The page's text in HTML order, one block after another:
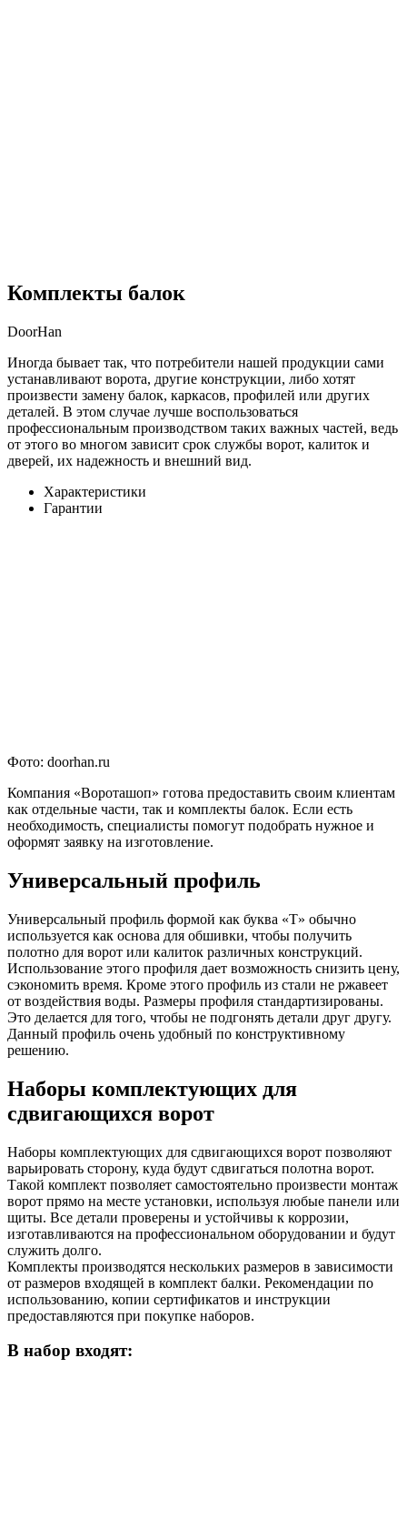
Комплекты балок
DoorHan
Иногда бывает так, что потребители нашей продукции сами
устанавливают ворота, другие конструкции, либо хотят
произвести замену балок, каркасов, профилей или других
деталей. В этом случае лучше воспользоваться
профессиональным производством таких важных частей, ведь
от этого во многом зависит срок службы ворот, калиток и
дверей, их надежность и внешний вид.
Характеристики
Гарантии
Фото: doorhan.ru
Компания «Вороташоп» готова предоставить своим клиентам
как отдельные части, так и комплекты балок. Если есть
необходимость, специалисты помогут подобрать нужное и
оформят заявку на изготовление.
Универсальный профиль
Универсальный профиль формой как буква «Т» обычно
используется как основа для обшивки, чтобы получить
полотно для ворот или калиток различных конструкций.
Использование этого профиля дает возможность снизить цену,
сэкономить время. Кроме этого профиль из стали не ржавеет
от воздействия воды. Размеры профиля стандартизированы.
Это делается для того, чтобы не подгонять детали друг другу.
Данный профиль очень удобный по конструктивному
решению.
Наборы комплектующих для
сдвигающихся ворот
Наборы комплектующих для сдвигающихся ворот позволяют
варьировать сторону, куда будут сдвигаться полотна ворот.
Такой комплект позволяет самостоятельно произвести монтаж
ворот прямо на месте установки, используя любые панели или
щиты. Все детали проверены и устойчивы к коррозии,
изготавливаются на профессиональном оборудовании и будут
служить долго.
Комплекты производятся нескольких размеров в зависимости
от размеров входящей в комплект балки. Рекомендации по
использованию, копии сертификатов и инструкции
предоставляются при покупке наборов.
В набор входят: